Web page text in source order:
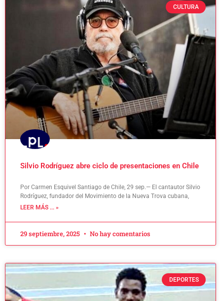
CULTURA
Silvio Rodríguez abre ciclo de presentaciones en Chile
Por Carmen Esquivel Santiago de Chile, 29 sep.— El cantautor Silvio
Rodríguez, fundador del Movimiento de la Nueva Trova cubana,
LEER MÁS ... »
29 septiembre, 2025 No hay comentarios
DEPORTES